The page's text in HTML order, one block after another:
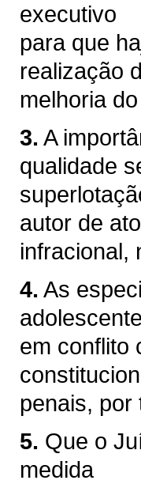
executivo
para que
realização
melhoria
3. A
qualidade
autor de ato
infracional,
4. As
em conflito
penais, por
5. Que o
medida